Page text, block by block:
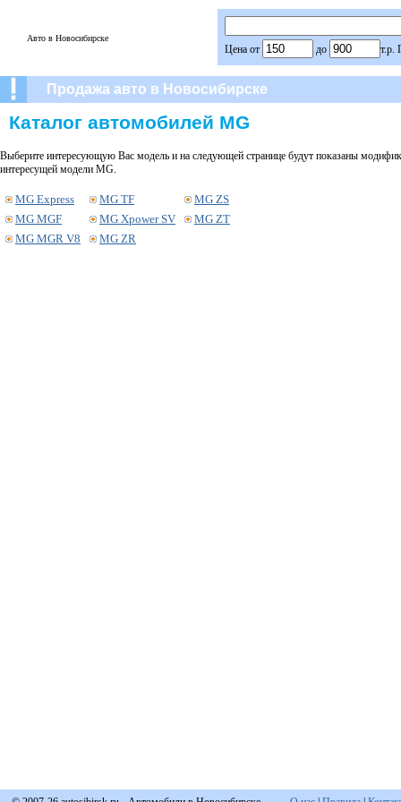
Авто в Новосибирске
Цена от до т.р.
Продажа авто в Новосибирске
Каталог автомобилей MG
Выберите интересующую Вас модель и на следующей странице будут показаны
интересущей модели MG.
MG Express
MG MGF
MG MGR V8
MG TF
MG Xpower SV
MG ZR
MG ZS
MG ZT